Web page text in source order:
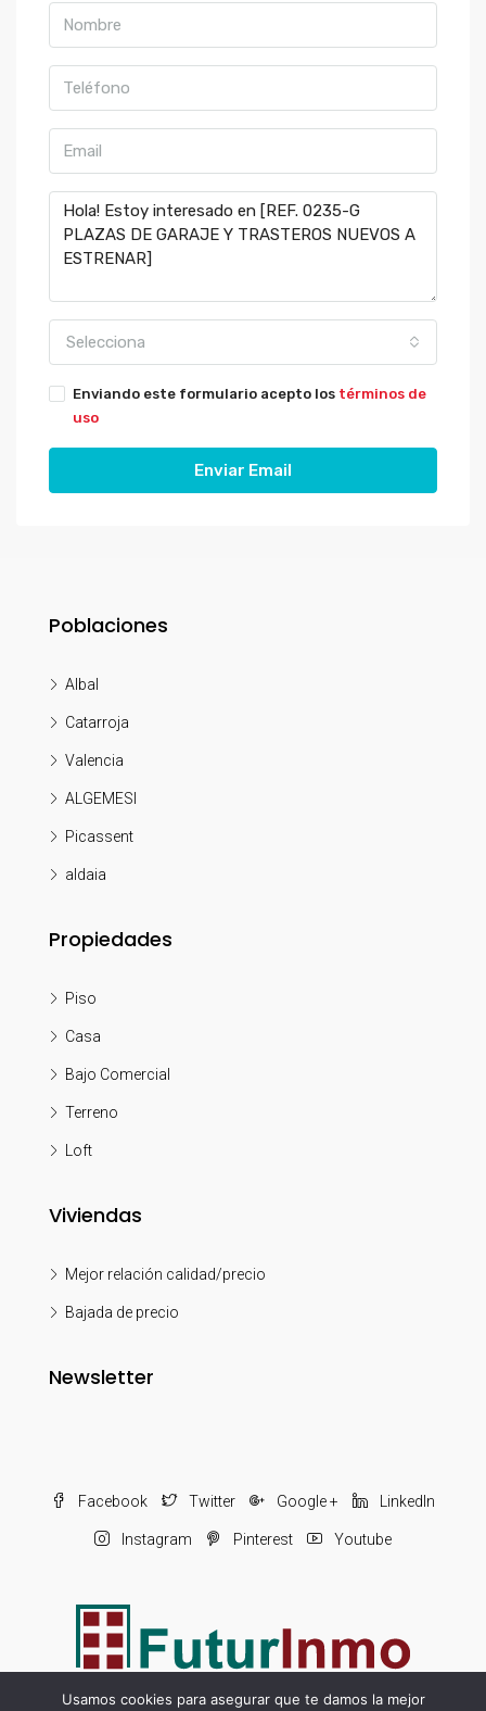
Selecciona
Enviando este formulario acepto los términos de
uso
Enviar Email
Poblaciones
Albal
Catarroja
Valencia
ALGEMESI
Picassent
aldaia
Propiedades
Piso
Casa
Bajo Comercial
Terreno
Loft
Viviendas
Mejor relación calidad/precio
Bajada de precio
Newsletter
Facebook Twitter Google + LinkedIn
Instagram Pinterest Youtube
Usamos cookies para asegurar que te damos la mejor